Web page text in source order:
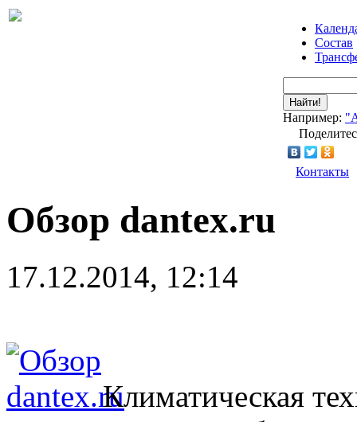
Состав
Найти!
Например:
Контакты
Обзор dantex.ru
17.12.2014, 12:14
Климатическая